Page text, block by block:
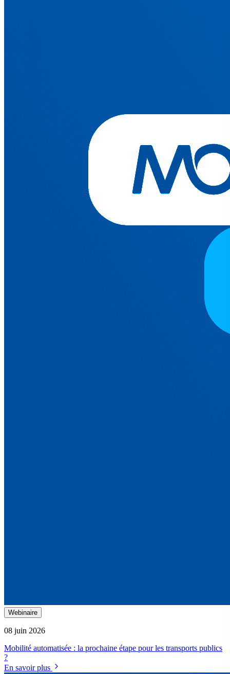
Webinaire
08 juin 2026
Mobilité automatisée : la prochaine étape pour les transports publics
?
En savoir plus